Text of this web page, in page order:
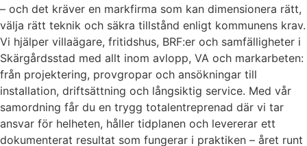
– och det kräver en markfirma som kan dimensionera rätt,
välja rätt teknik och säkra tillstånd enligt kommunens krav.
Vi hjälper villaägare, fritidshus, BRF:er och samfälligheter i
Skärgårdsstad med allt inom avlopp, VA och markarbeten:
från projektering, provgropar och ansökningar till
installation, driftsättning och långsiktig service. Med vår
samordning får du en trygg totalentreprenad där vi tar
ansvar för helheten, håller tidplanen och levererar ett
dokumenterat resultat som fungerar i praktiken – året runt